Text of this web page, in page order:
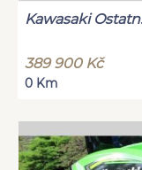
Kawasaki
389 900 Kč
0 Km